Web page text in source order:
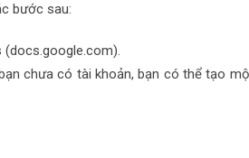
bước sau:
(docs.google.com).
chưa có tài khoản, bạn có thể tạo